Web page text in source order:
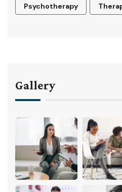
Psychotherapy
Gallery